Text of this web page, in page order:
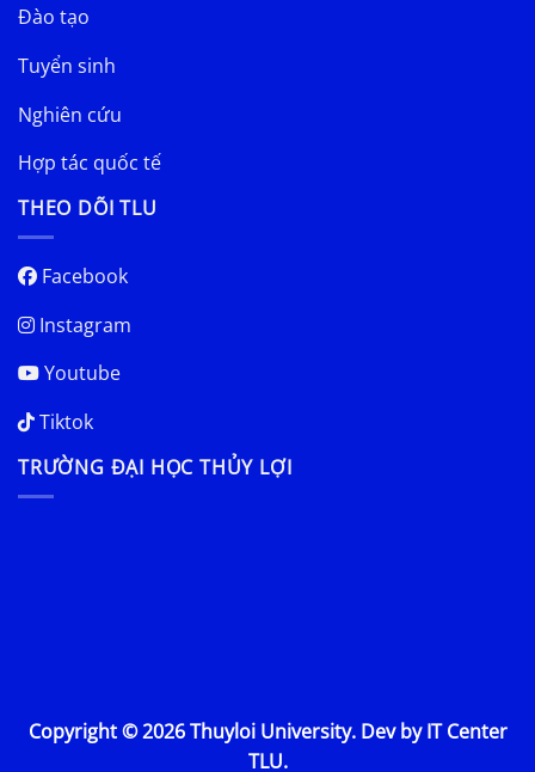
Đào tạo
Tuyển sinh
Nghiên cứu
Hợp tác quốc tế
THEO DÕI TLU
Facebook
Instagram
Youtube
Tiktok
TRƯỜNG ĐẠI HỌC THỦY LỢI
Copyright © 2026 Thuyloi University. Dev by IT Center
TLU.